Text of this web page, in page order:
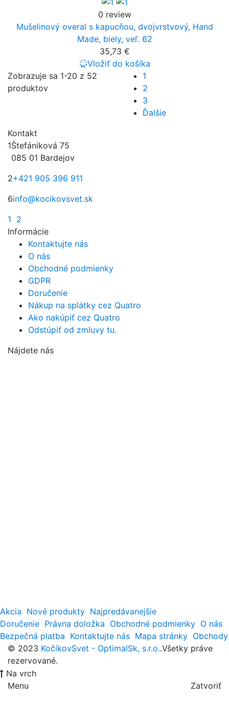
0 review
Mušelinový overal s kapucňou, dvojvrstvový, Hand
Made, biely, veľ. 62
35,73 €
Vložiť do košíka
Zobrazuje sa 1-20 z 52
produktov
1
2
3
Ďalšie
Kontakt
1Štefániková 75
085 01 Bardejov
2+421 905 396 911
6info@kocikovsvet.sk
1 2
Informácie
Kontaktujte nás
O nás
Obchodné podmienky
GDPR
Doručenie
Nákup na splátky cez Quatro
Ako nakúpiť cez Quatro
Odstúpiť od zmluvy tu.
Nájdete nás
Akcia Nové produkty Najpredávanejšie
Doručenie Právna doložka Obchodné podmienky O nás
Bezpečná platba Kontaktujte nás Mapa stránky Obchody
© 2023 KočíkovSvet - OptimalSk, s.r.o..Všetky práve
rezervované.
Na vrch
Menu
Zatvoriť